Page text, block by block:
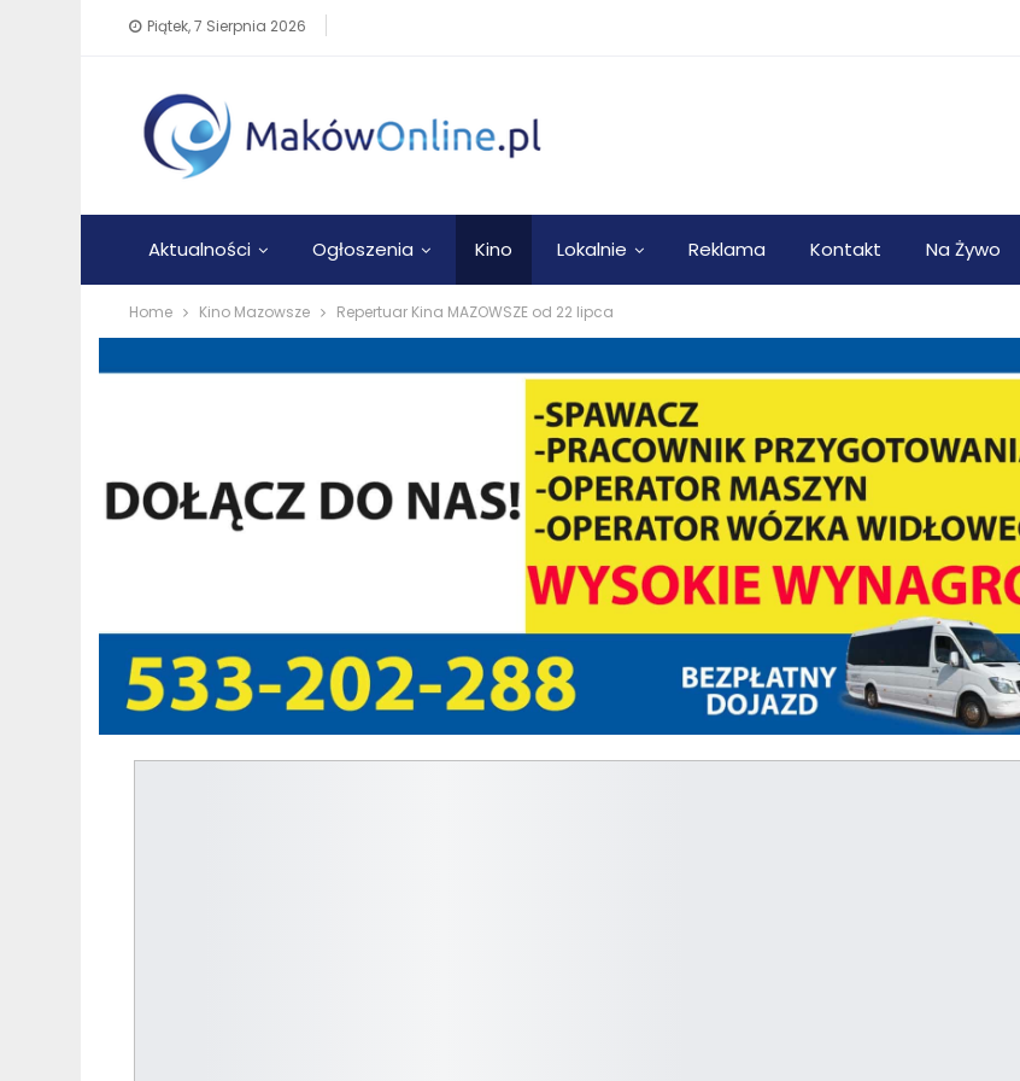
Piątek, 7 Sierpnia 2026
Aktualności Ogłoszenia Kino Lokalnie Reklama Kontakt Na Żywo
Home Kino Mazowsze Repertuar Kina MAZOWSZE od 22 lipca